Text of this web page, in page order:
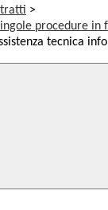
>
procedure in
tecnica